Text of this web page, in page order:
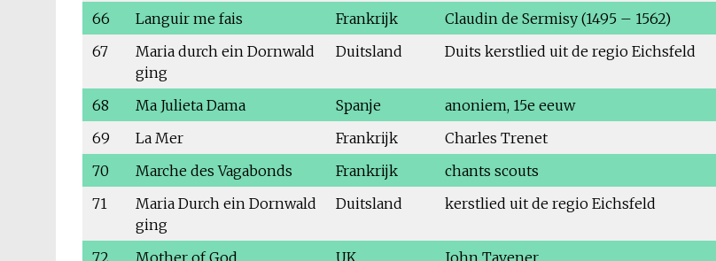
66
Languir me fais Frankrijk
Claudin de Sermisy (1495 – 1562)
67
Maria durch ein Dornwald
ging
Duitsland Duits kerstlied uit de regio Eichsfeld
68 Ma Julieta Dama Spanje
anoniem, 15e eeuw
69
La Mer Frankrijk
Charles Trenet
70
Marche des Vagabonds Frankrijk
chants scouts
71
Maria Durch ein Dornwald
ging
Duitsland kerstlied uit de regio Eichsfeld
72 Mother of God UK John Tavener